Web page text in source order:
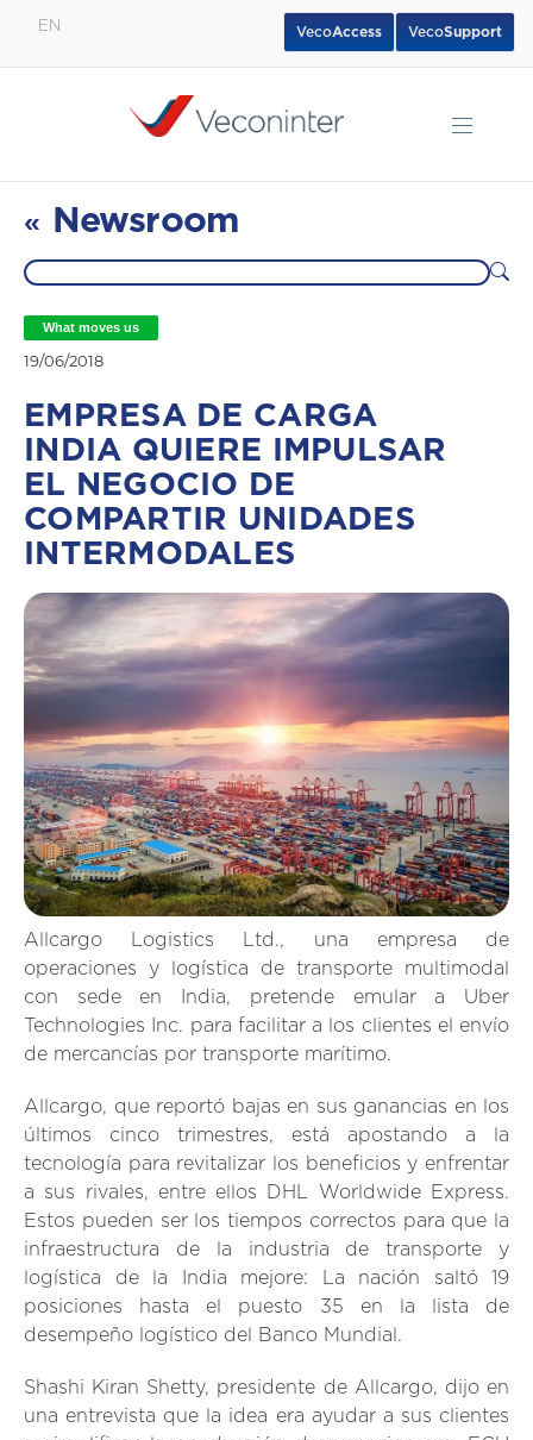
EN VecoSupport
VecoAccess
« Newsroom
What moves us
19/06/2018
EMPRESA DE CARGA
INDIA QUIERE IMPULSAR
EL NEGOCIO DE
COMPARTIR UNIDADES
INTERMODALES
Allcargo Logistics Ltd., una empresa de
operaciones y logística de transporte multimodal
con sede en India, pretende emular a Uber
Technologies Inc. para facilitar a los clientes el envío
de mercancías por transporte marítimo.
Allcargo, que reportó bajas en sus ganancias en los
últimos cinco trimestres, está apostando a la
tecnología para revitalizar los beneficios y enfrentar
a sus rivales, entre ellos DHL Worldwide Express.
Estos pueden ser los tiempos correctos para que la
infraestructura de la industria de transporte y
logística de la India mejore: La nación saltó 19
posiciones hasta el puesto 35 en la lista de
desempeño logístico del Banco Mundial.
Shashi Kiran Shetty, presidente de Allcargo, dijo en
una entrevista que la idea era ayudar a sus clientes